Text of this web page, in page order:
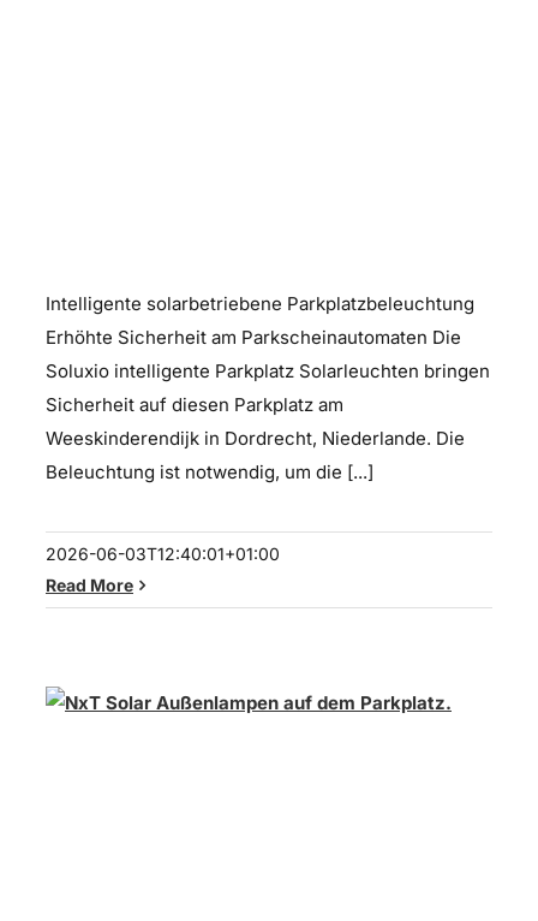
Intelligente solarbetriebene Parkplatzbeleuchtung
Erhöhte Sicherheit am Parkscheinautomaten Die
Soluxio intelligente Parkplatz Solarleuchten bringen
Sicherheit auf diesen Parkplatz am
Weeskinderendijk in Dordrecht, Niederlande. Die
Beleuchtung ist notwendig, um die [...]
2026-06-03T12:40:01+01:00
Read More